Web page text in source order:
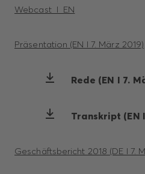
Webcast I EN
Präsentation (EN I 7. März 2019)
Rede (EN I 7.
Transkript (EN
Geschäftsbericht 2018 (DE I 7.